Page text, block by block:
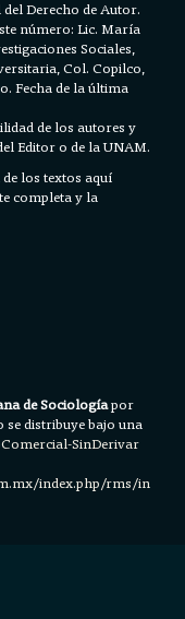
Derecho de Autor.
número: Lic. María
Sociales,
Col. Copilco,
Fecha de la última
de los autores y
Editor o de la UNAM.
los textos aquí
completa y la
de Sociologíapor
distribuye bajo una
SinDerivar
index.php/rms/in